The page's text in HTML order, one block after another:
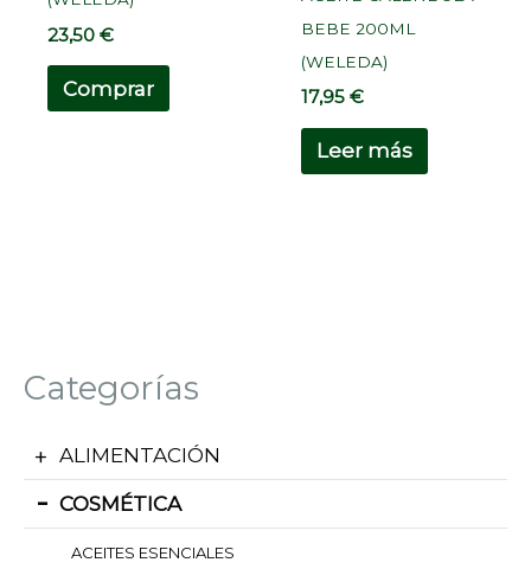
Categorías
ALIMENTACIÓN
COSMÉTICA
ACEITES ESENCIALES
23,50€
Comprar
BEBE 200ML
(WELEDA)
17,95€
Leer más